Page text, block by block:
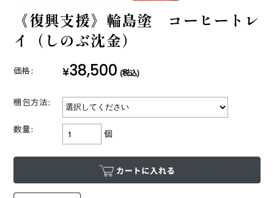
《復興支援》輪島塗 コーヒートレ
イ（しのぶ沈金）
価格: ¥38,500 (税込)
梱包方法:
数量: 個